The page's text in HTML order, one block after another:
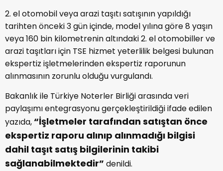
2. el otomobil veya arazi taşıtı satışının yapıldığı
tarihten önceki 3 gün içinde, model yılına göre 8 yaşın
veya 160 bin kilometrenin altındaki 2. el otomobiller ve
arazi taşıtları için TSE hizmet yeterlilik belgesi bulunan
ekspertiz işletmelerinden ekspertiz raporunun
alınmasının zorunlu olduğu vurgulandı.
Bakanlık ile Türkiye Noterler Birliği arasında veri
paylaşımı entegrasyonu gerçekleştirildiği ifade edilen
yazıda,“İşletmeler tarafından satıştan önce
ekspertiz raporu alınıp alınmadığı bilgisi
dahil taşıt satış bilgilerinin takibi
sağlanabilmektedir” denildi.